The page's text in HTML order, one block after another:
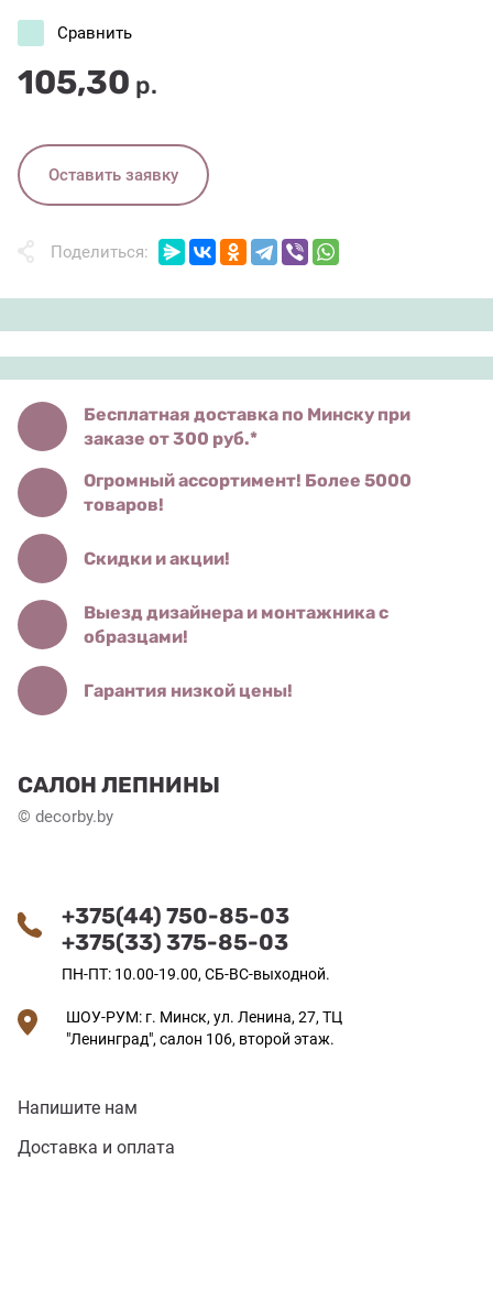
105,30 р.
Сравнить
Оставить заявку
Поделиться:
Бесплатная доставка по Минску при
заказе от 300 руб.*
Огромный ассортимент! Более 5000
товаров!
Скидки и акции!
Выезд дизайнера и монтажника с
образцами!
Гарантия низкой цены!
САЛОН ЛЕПНИНЫ
© decorby.by
+375(44) 750-85-03
+375(33) 375-85-03
ПН-ПТ: 10.00-19.00, СБ-ВС-выходной.
ШОУ-РУМ: г. Минск, ул. Ленина, 27, ТЦ
"Ленинград", салон 106, второй этаж.
Напишите нам
Доставка и оплата